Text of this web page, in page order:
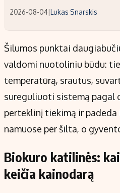
2026-08-04|Lukas Snarskis
Šilumos punktai
valdomi nuotoliniu būdu:
temperatūrą, srautus,
sureguliuoti sistemą pagal
perteklinį tiekimą ir
namuose per šilta, o
Biokuro katilinės:
keičia kainodarą